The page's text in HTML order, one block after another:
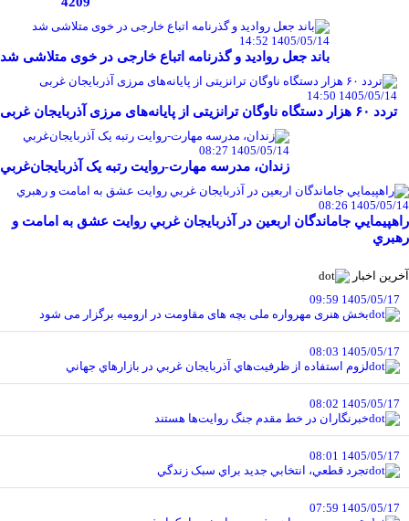
1405/05/14 14:52
باند جعل روادید و گذرنامه اتباع خارجی در خوی متلاشی شد
1405/05/14 14:50
تردد ۶۰ هزار دستگاه ناوگان ترانزیتی از پایانه‌های مرزی آذربایجان ‌غربی
1405/05/14 08:27
زندان، مدرسه مهارت-روايت رتبه يک آذربايجان‌غربي
1405/05/14 08:26
راهپيمايي جاماندگان اربعين در آذربايجان غربي روايت عشق به امامت و
رهبري
آخرین اخبار
1405/05/17 09:59
بخش هنری مهرواره ملی بچه های مقاومت در ارومیه برگزار می شود
1405/05/17 08:03
لزوم استفاده از ظرفيت‌هاي آذربايجان غربي در بازارهاي جهاني
1405/05/17 08:02
خبرنگاران در خط مقدم جنگ روايت‌ها هستند
1405/05/17 08:01
تجرد قطعي، انتخابي جديد براي سبک زندگي
1405/05/17 07:59